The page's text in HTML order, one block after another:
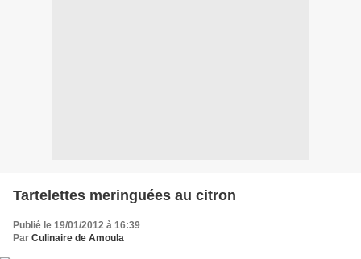
Tartelettes meringuées au citron
Publié le 19/01/2012 à 16:39
Par Culinaire de Amoula